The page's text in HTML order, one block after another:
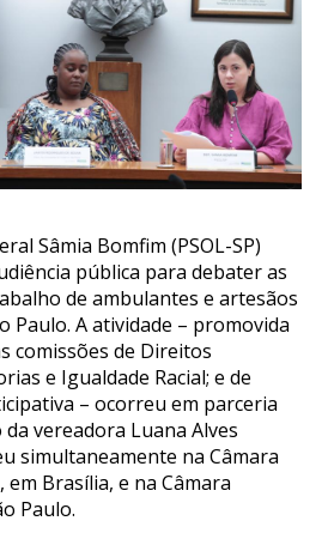
Sâmia Bomfim (PSOL-SP)
pública para debater as
de ambulantes e artesãos
Paulo. A atividade – promovida
comissões de Direitos
e Igualdade Racial; e de
– ocorreu em parceria
vereadora Luana Alves
simultaneamente na Câmara
Brasília, e na Câmara
Paulo.